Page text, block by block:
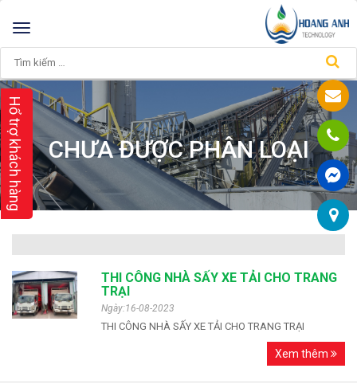
Toggle
navigation
CHƯA ĐƯỢC PHÂN LOẠI
THI CÔNG NHÀ SẤY XE TẢI CHO TRANG
TRẠI
Ngày:16-08-2023
THI CÔNG NHÀ SẤY XE TẢI CHO TRANG TRẠI
Xem thêm
Hổ trợ khách hàng